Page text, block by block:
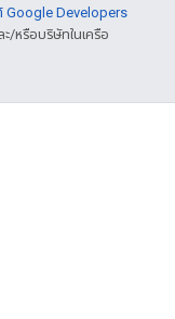
Google Developers
/หรือบริษัทในเครือ